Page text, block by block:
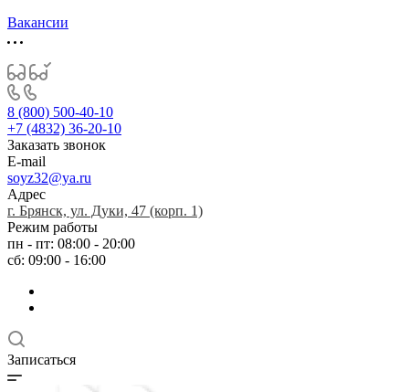
Вакансии
8 (800) 500-40-10
+7 (4832) 36-20-10
Заказать звонок
E-mail
soyz32@ya.ru
Адрес
г. Брянск, ул. Дуки, 47 (корп. 1)
Режим работы
пн - пт: 08:00 - 20:00
сб: 09:00 - 16:00
Записаться